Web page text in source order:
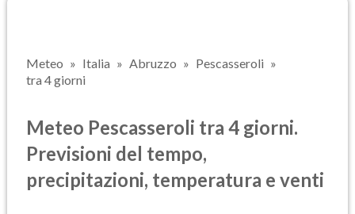
Meteo Italia Abruzzo
Pescasseroli
tra 4 giorni
Meteo Pescasseroli tra 4 giorni.
Previsioni del tempo,
precipitazioni, temperatura e venti